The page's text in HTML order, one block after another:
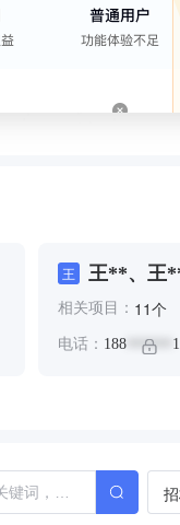
王 王**、王
相关项目： 11个
电话： 188******